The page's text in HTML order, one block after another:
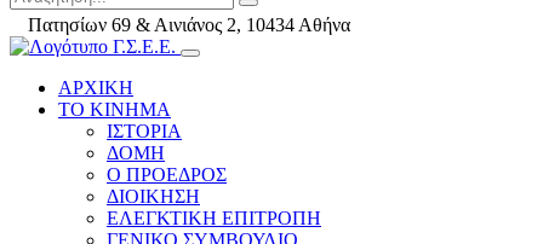
Πατησίων 69 & Αινιάνος 2, 10434 Αθήνα
ΑΡΧΙΚΗ
ΤΟ ΚΙΝΗΜΑ
ΙΣΤΟΡΙΑ
ΔΟΜΗ
Ο ΠΡΟΕΔΡΟΣ
ΔΙΟΙΚΗΣΗ
ΕΛΕΓΚΤΙΚΗ ΕΠΙΤΡΟΠΗ